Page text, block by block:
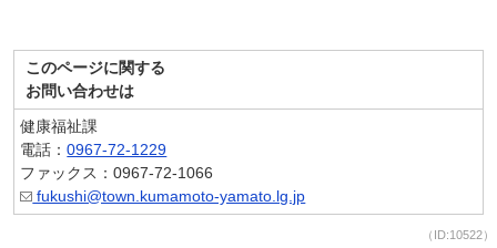
このページに関する
お問い合わせは
健康福祉課
電話：0967-72-1229
ファックス：0967-72-1066
fukushi@town.kumamoto-yamato.lg.jp
（ID:10522）